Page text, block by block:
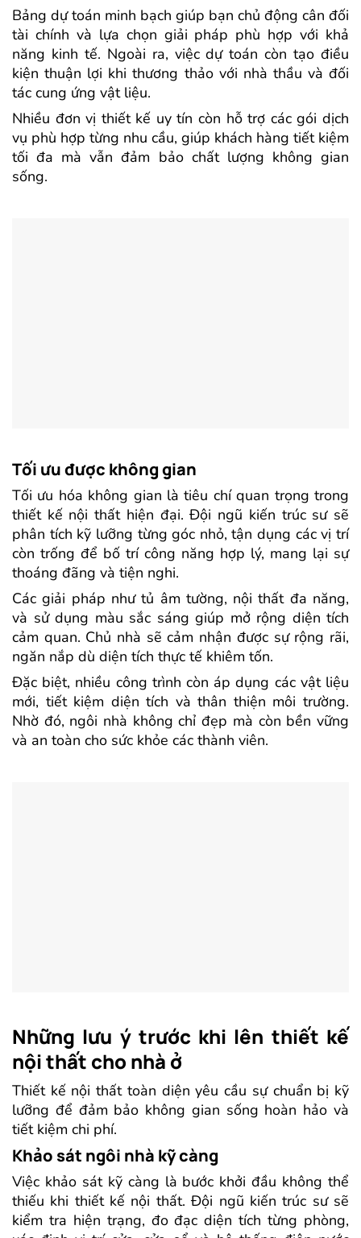
Bảng dự toán minh bạch giúp bạn chủ động cân đối
tài chính và lựa chọn giải pháp phù hợp với khả
năng kinh tế. Ngoài ra, việc dự toán còn tạo điều
kiện thuận lợi khi thương thảo với nhà thầu và đối
tác cung ứng vật liệu.
Nhiều đơn vị thiết kế uy tín còn hỗ trợ các gói dịch
vụ phù hợp từng nhu cầu, giúp khách hàng tiết kiệm
tối đa mà vẫn đảm bảo chất lượng không gian
sống.
Tối ưu được không gian
Tối ưu hóa không gian là tiêu chí quan trọng trong
thiết kế nội thất hiện đại. Đội ngũ kiến trúc sư sẽ
phân tích kỹ lưỡng từng góc nhỏ, tận dụng các vị trí
còn trống để bố trí công năng hợp lý, mang lại sự
thoáng đãng và tiện nghi.
Các giải pháp như tủ âm tường, nội thất đa năng,
và sử dụng màu sắc sáng giúp mở rộng diện tích
cảm quan. Chủ nhà sẽ cảm nhận được sự rộng rãi,
ngăn nắp dù diện tích thực tế khiêm tốn.
Đặc biệt, nhiều công trình còn áp dụng các vật liệu
mới, tiết kiệm diện tích và thân thiện môi trường.
Nhờ đó, ngôi nhà không chỉ đẹp mà còn bền vững
và an toàn cho sức khỏe các thành viên.
Những lưu ý trước khi lên thiết kế
nội thất cho nhà ở
Thiết kế nội thất toàn diện yêu cầu sự chuẩn bị kỹ
lưỡng để đảm bảo không gian sống hoàn hảo và
tiết kiệm chi phí.
Khảo sát ngôi nhà kỹ càng
Việc khảo sát kỹ càng là bước khởi đầu không thể
thiếu khi thiết kế nội thất. Đội ngũ kiến trúc sư sẽ
kiểm tra hiện trạng, đo đạc diện tích từng phòng,